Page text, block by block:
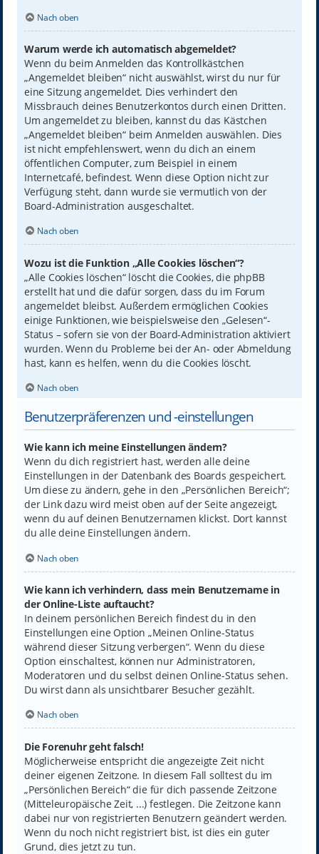
Nach oben
Warum werde ich automatisch abgemeldet?
Wenn du beim Anmelden das Kontrollkästchen
„Angemeldet bleiben“ nicht auswählst, wirst du nur für
eine Sitzung angemeldet. Dies verhindert den
Missbrauch deines Benutzerkontos durch einen Dritten.
Um angemeldet zu bleiben, kannst du das Kästchen
„Angemeldet bleiben“ beim Anmelden auswählen. Dies
ist nicht empfehlenswert, wenn du dich an einem
öffentlichen Computer, zum Beispiel in einem
Internetcafé, befindest. Wenn diese Option nicht zur
Verfügung steht, dann wurde sie vermutlich von der
Board-Administration ausgeschaltet.
Nach oben
Wozu ist die Funktion „Alle Cookies löschen“?
„Alle Cookies löschen“ löscht die Cookies, die phpBB
erstellt hat und die dafür sorgen, dass du im Forum
angemeldet bleibst. Außerdem ermöglichen Cookies
einige Funktionen, wie beispielsweise den „Gelesen“-
Status – sofern sie von der Board-Administration aktiviert
wurden. Wenn du Probleme bei der An- oder Abmeldung
hast, kann es helfen, wenn du die Cookies löscht.
Nach oben
Benutzerpräferenzen und -einstellungen
Wie kann ich meine Einstellungen ändern?
Wenn du dich registriert hast, werden alle deine
Einstellungen in der Datenbank des Boards gespeichert.
Um diese zu ändern, gehe in den „Persönlichen Bereich“;
der Link dazu wird meist oben auf der Seite angezeigt,
wenn du auf deinen Benutzernamen klickst. Dort kannst
du alle deine Einstellungen ändern.
Nach oben
Wie kann ich verhindern, dass mein Benutzername in
der Online-Liste auftaucht?
In deinem persönlichen Bereich findest du in den
Einstellungen eine Option „Meinen Online-Status
während dieser Sitzung verbergen“. Wenn du diese
Option einschaltest, können nur Administratoren,
Moderatoren und du selbst deinen Online-Status sehen.
Du wirst dann als unsichtbarer Besucher gezählt.
Nach oben
Die Forenuhr geht falsch!
Möglicherweise entspricht die angezeigte Zeit nicht
deiner eigenen Zeitzone. In diesem Fall solltest du im
„Persönlichen Bereich“ die für dich passende Zeitzone
(Mitteleuropäische Zeit, ...) festlegen. Die Zeitzone kann
dabei nur von registrierten Benutzern geändert werden.
Wenn du noch nicht registriert bist, ist dies ein guter
Grund, dies jetzt zu tun.